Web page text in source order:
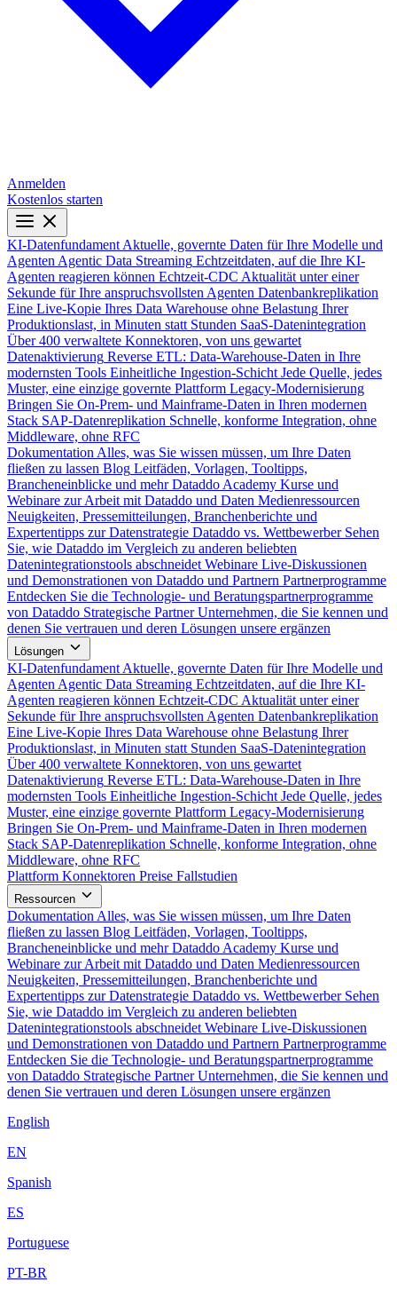
Anmelden
Kostenlos starten
KI-Datenfundament Aktuelle, governte Daten für Ihre Modelle und
Agenten Agentic Data Streaming Echtzeitdaten, auf die Ihre KI-
Agenten reagieren können Echtzeit-CDC Aktualität unter einer
Sekunde für Ihre anspruchsvollsten Agenten Datenbankreplikation
Eine Live-Kopie Ihres Data Warehouse ohne Belastung Ihrer
Produktionslast, in Minuten statt Stunden SaaS-Datenintegration
Über 400 verwaltete Konnektoren, von uns gewartet
Datenaktivierung Reverse ETL: Data-Warehouse-Daten in Ihre
modernsten Tools Einheitliche Ingestion-Schicht Jede Quelle, jedes
Muster, eine einzige governte Plattform Legacy-Modernisierung
Bringen Sie On-Prem- und Mainframe-Daten in Ihren modernen
Stack SAP-Datenreplikation Schnelle, konforme Integration, ohne
Middleware, ohne RFC
Dokumentation Alles, was Sie wissen müssen, um Ihre Daten
fließen zu lassen Blog Leitfäden, Vorlagen, Tooltipps,
Brancheneinblicke und mehr Dataddo Academy Kurse und
Webinare zur Arbeit mit Dataddo und Daten Medienressourcen
Neuigkeiten, Pressemitteilungen, Branchenberichte und
Expertentipps zur Datenstrategie Dataddo vs. Wettbewerber Sehen
Sie, wie Dataddo im Vergleich zu anderen beliebten
Datenintegrationstools abschneidet Webinare Live-Diskussionen
und Demonstrationen von Dataddo und Partnern Partnerprogramme
Entdecken Sie die Technologie- und Beratungspartnerprogramme
von Dataddo Strategische Partner Unternehmen, die Sie kennen und
denen Sie vertrauen und deren Lösungen unsere ergänzen
Lösungen
KI-Datenfundament Aktuelle, governte Daten für Ihre Modelle und
Agenten Agentic Data Streaming Echtzeitdaten, auf die Ihre KI-
Agenten reagieren können Echtzeit-CDC Aktualität unter einer
Sekunde für Ihre anspruchsvollsten Agenten Datenbankreplikation
Eine Live-Kopie Ihres Data Warehouse ohne Belastung Ihrer
Produktionslast, in Minuten statt Stunden SaaS-Datenintegration
Über 400 verwaltete Konnektoren, von uns gewartet
Datenaktivierung Reverse ETL: Data-Warehouse-Daten in Ihre
modernsten Tools Einheitliche Ingestion-Schicht Jede Quelle, jedes
Muster, eine einzige governte Plattform Legacy-Modernisierung
Bringen Sie On-Prem- und Mainframe-Daten in Ihren modernen
Stack SAP-Datenreplikation Schnelle, konforme Integration, ohne
Middleware, ohne RFC
Plattform Konnektoren Preise Fallstudien
Ressourcen
Dokumentation Alles, was Sie wissen müssen, um Ihre Daten
fließen zu lassen Blog Leitfäden, Vorlagen, Tooltipps,
Brancheneinblicke und mehr Dataddo Academy Kurse und
Webinare zur Arbeit mit Dataddo und Daten Medienressourcen
Neuigkeiten, Pressemitteilungen, Branchenberichte und
Expertentipps zur Datenstrategie Dataddo vs. Wettbewerber Sehen
Sie, wie Dataddo im Vergleich zu anderen beliebten
Datenintegrationstools abschneidet Webinare Live-Diskussionen
und Demonstrationen von Dataddo und Partnern Partnerprogramme
Entdecken Sie die Technologie- und Beratungspartnerprogramme
von Dataddo Strategische Partner Unternehmen, die Sie kennen und
denen Sie vertrauen und deren Lösungen unsere ergänzen
English
EN
Spanish
ES
Portuguese
PT-BR